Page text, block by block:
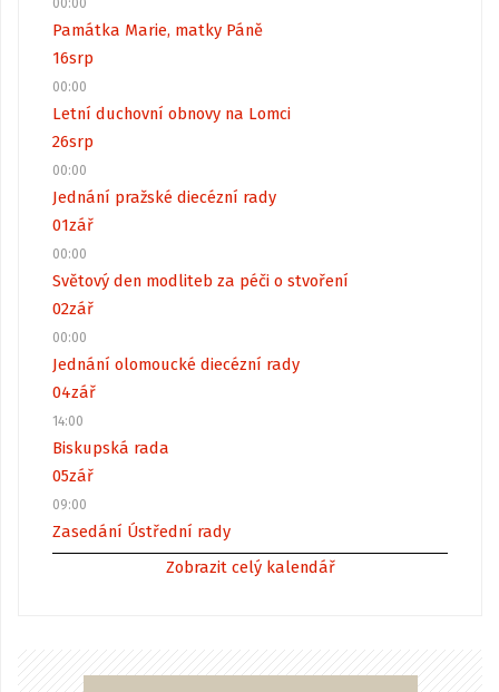
00:00
Památka Marie, matky Páně
16srp
00:00
Letní duchovní obnovy na Lomci
26srp
00:00
Jednání pražské diecézní rady
01zář
00:00
Světový den modliteb za péči o stvoření
02zář
00:00
Jednání olomoucké diecézní rady
04zář
14:00
Biskupská rada
05zář
09:00
Zasedání Ústřední rady
Zobrazit celý kalendář